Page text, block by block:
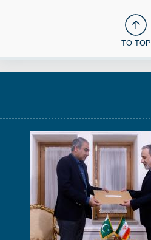
TO TOP